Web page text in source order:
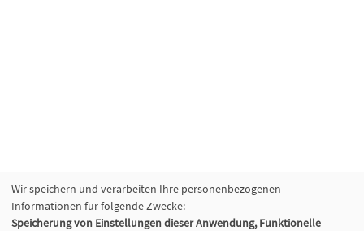
Wir speichern und verarbeiten Ihre personenbezogenen
Informationen für folgende Zwecke:
Speicherung von Einstellungen dieser Anwendung, Funktionelle